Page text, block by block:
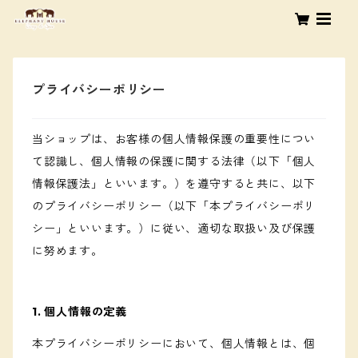
プライバシーポリシー
当ショップは、お客様の個人情報保護の重要性につい
て認識し、個人情報の保護に関する法律（以下「個人
情報保護法」といいます。）を遵守すると共に、以下
のプライバシーポリシー（以下「本プライバシーポリ
シー」といいます。）に従い、適切な取扱い及び保護
に努めます。
1. 個人情報の定義
本プライバシーポリシーにおいて、個人情報とは、個